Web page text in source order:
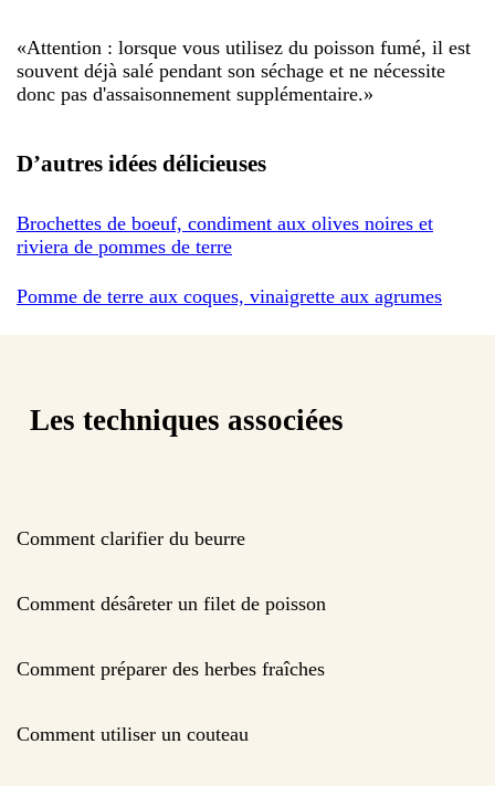
«Attention : lorsque vous utilisez du poisson fumé, il est
souvent déjà salé pendant son séchage et ne nécessite
donc pas d'assaisonnement supplémentaire.»
D’autres idées délicieuses
Brochettes de boeuf, condiment aux olives noires et
riviera de pommes de terre
Pomme de terre aux coques, vinaigrette aux agrumes
Les techniques associées
Comment clarifier du beurre
Comment désâreter un filet de poisson
Comment préparer des herbes fraîches
Comment utiliser un couteau